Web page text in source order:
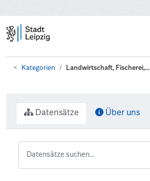
Kategorien Landwirtschaft, Fischerei,...
Datensätze Über uns